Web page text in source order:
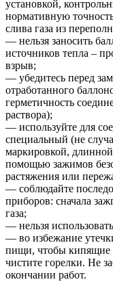
установкой,
нормативную
слива газа из
— нельзя заносить
источников тепла –
взрыв;
— убедитесь перед
отработанного
герметичность
раствора);
— используйте для
специальный (не
маркировкой,
помощью зажимов
растяжения или
— соблюдайте
приборов: сначала
газа;
— нельзя
— во избежание
пищи, чтобы кипящие
чистите горелки. Не
окончании работ.